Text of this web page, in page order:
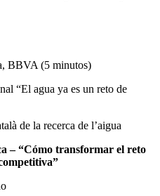
BBVA (5 minutos)
“El agua ya es un reto de
de la recerca de l’aigua
– “Cómo transformar el reto